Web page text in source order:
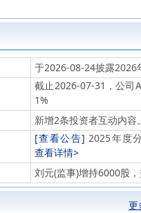
于2026-08-24披露2026
截止2026-07-31，公司
1%
新增2条投资者互动内容
[查看公告] 2025年度
查看详情>
刘元(监事)增持6000股
更